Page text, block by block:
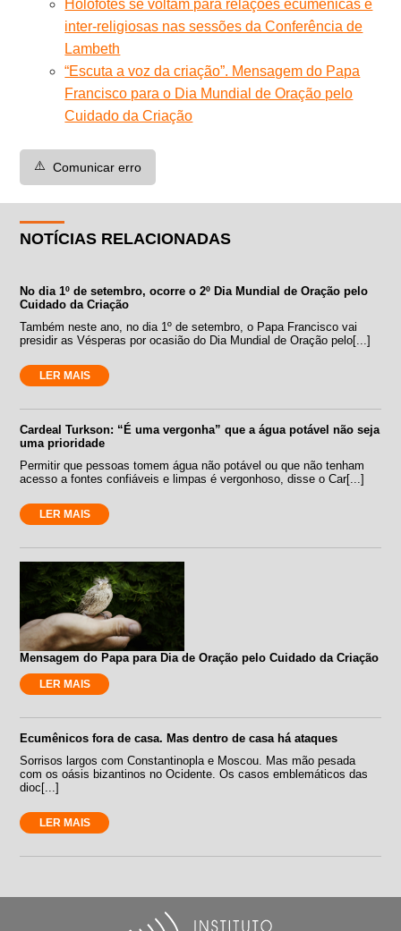
Holofotes se voltam para relações ecumênicas e
inter-religiosas nas sessões da Conferência de
Lambeth
“Escuta a voz da criação”. Mensagem do Papa
Francisco para o Dia Mundial de Oração pelo
Cuidado da Criação
⚠️ Comunicar erro
NOTÍCIAS RELACIONADAS
No dia 1º de setembro, ocorre o 2º Dia Mundial de Oração pelo
Cuidado da Criação
Também neste ano, no dia 1º de setembro, o Papa Francisco vai
presidir as Vésperas por ocasião do Dia Mundial de Oração pelo[...]
LER MAIS
Cardeal Turkson: “É uma vergonha” que a água potável não seja
uma prioridade
Permitir que pessoas tomem água não potável ou que não tenham
acesso a fontes confiáveis e limpas é vergonhoso, disse o Car[...]
LER MAIS
Mensagem do Papa para Dia de Oração pelo Cuidado da Criação
LER MAIS
Ecumênicos fora de casa. Mas dentro de casa há ataques
Sorrisos largos com Constantinopla e Moscou. Mas mão pesada
com os oásis bizantinos no Ocidente. Os casos emblemáticos das
dioc[...]
LER MAIS